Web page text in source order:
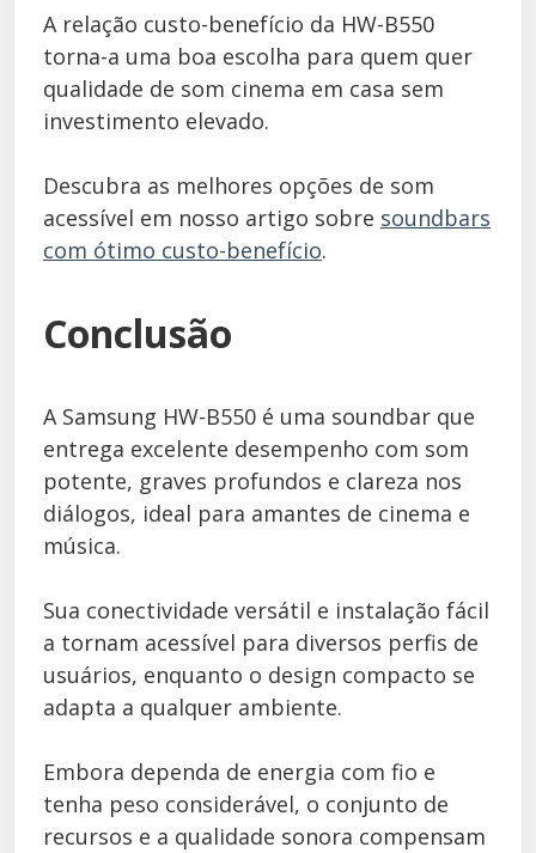
A relação custo-benefício da HW-B550
torna-a uma boa escolha para quem quer
qualidade de som cinema em casa sem
investimento elevado.
Descubra as melhores opções de som
acessível em nosso artigo sobre soundbars
com ótimo custo-benefício.
Conclusão
A Samsung HW-B550 é uma soundbar que
entrega excelente desempenho com som
potente, graves profundos e clareza nos
diálogos, ideal para amantes de cinema e
música.
Sua conectividade versátil e instalação fácil
a tornam acessível para diversos perfis de
usuários, enquanto o design compacto se
adapta a qualquer ambiente.
Embora dependa de energia com fio e
tenha peso considerável, o conjunto de
recursos e a qualidade sonora compensam